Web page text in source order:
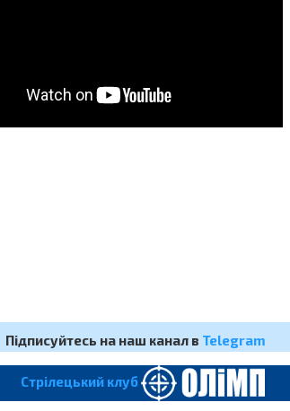
Підписуйтесь на наш канал в Telegram
Cтрілецький клуб